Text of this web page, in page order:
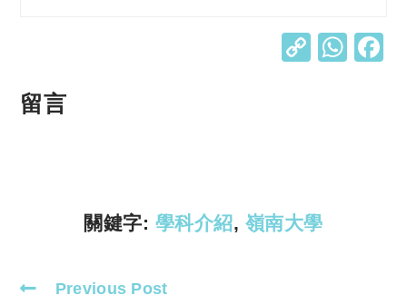
C W
留言
關鍵字: 學科介紹, 嶺南大學
Read
Previous Post